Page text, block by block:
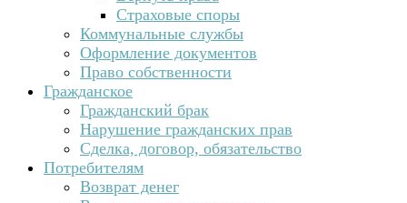
Страховые споры
Коммунальные службы
Оформление документов
Право собственности
Гражданское
Гражданский брак
Нарушение гражданских прав
Сделка, договор, обязательство
Потребителям
Возврат денег